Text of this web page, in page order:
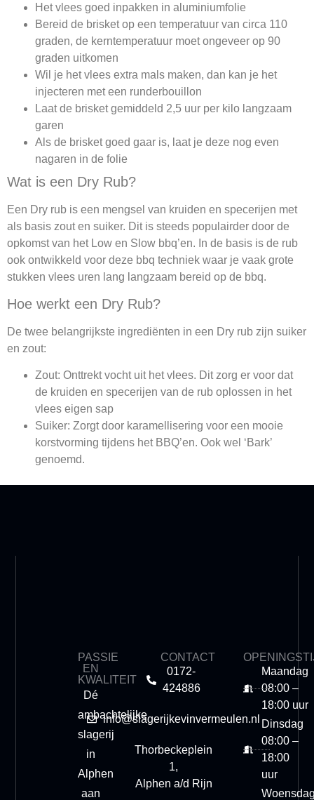
Het vlees goed inpakken in aluminiumfolie
Bereid de brisket op een temperatuur van circa 110
graden, de kerntemperatuur moet ongeveer op 90
graden uitkomen
Wil je het vlees extra mals maken, dan kan je het
injecteren met een runderbouillon
Laat de brisket gemiddeld 2,5 uur per kilo langzaam
garen
Als de brisket goed gaar is, laat je deze nog even
nagaren in de folie
Wat is een Dry Rub?
Een Dry rub is een mengsel van kruiden en specerijen met
als basis zout en suiker. Dit is steeds populairder door de
opkomst van het Low en Slow bbq’en. In de basis is de rub
ook ontwikkeld voor deze bbq techniek waar je vaak grote
stukken vlees uren lang langzaam bereid op de bbq.
Hoe werkt een Dry Rub?
De twee belangrijkste ingrediënten in een Dry rub zijn suiker
en zout:
Zout: Onttrekt vocht uit het vlees. Dit zorg er voor dat
de kruiden en specerijen van de rub oplossen in het
vlees eigen sap
Suiker: Zorgt door karamellisering voor een mooie
korstvorming tijdens het BBQ’en. Ook wel ‘Bark’
genoemd.
PASSIE
EN
KWALITEIT
Dé
ambachtelijke
slagerij
in
Alphen
aan
CONTACT
0172-
424886
info@slagerijkevinvermeulen.nl
Thorbeckeplein
1,
Alphen a/d Rijn
Maandag
08:00 –
18:00 uur
Dinsdag
08:00 –
18:00
uur